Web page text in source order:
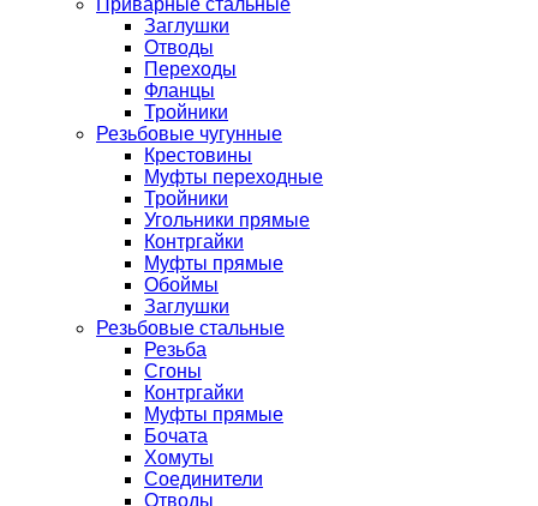
Приварные стальные
Заглушки
Отводы
Переходы
Фланцы
Тройники
Резьбовые чугунные
Крестовины
Муфты переходные
Тройники
Угольники прямые
Контргайки
Муфты прямые
Обоймы
Заглушки
Резьбовые стальные
Резьба
Сгоны
Контргайки
Муфты прямые
Бочата
Хомуты
Соединители
Отводы